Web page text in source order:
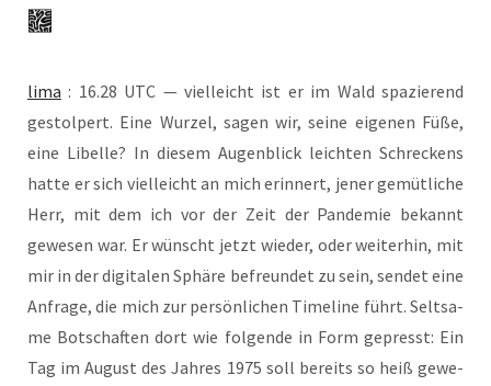
lima : 16.28 UTC — viel­leicht ist er im Wald spa­zie­rend
gestol­pert. Eine Wur­zel, sagen wir, sei­ne eige­nen Füße,
eine Libel­le? In die­sem Augen­blick leich­ten Schre­ckens
hat­te er sich viel­leicht an mich erin­nert, jener gemüt­li­che
Herr, mit dem ich vor der Zeit der Pan­de­mie bekannt
gewe­sen war. Er wünscht jetzt wie­der, oder wei­ter­hin, mit
mir in der digi­ta­len Sphä­re befreun­det zu sein, sen­det eine
Anfra­ge, die mich zur per­sön­li­chen Time­line führt. Selt­sa­
me Bot­schaf­ten dort wie fol­gen­de in Form gepresst: Ein
Tag im August des Jah­res 1975 soll bereits so heiß gewe­